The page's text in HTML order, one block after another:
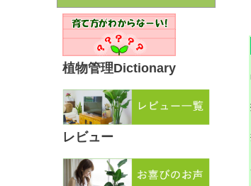
植物管理Dictionary
レビュー